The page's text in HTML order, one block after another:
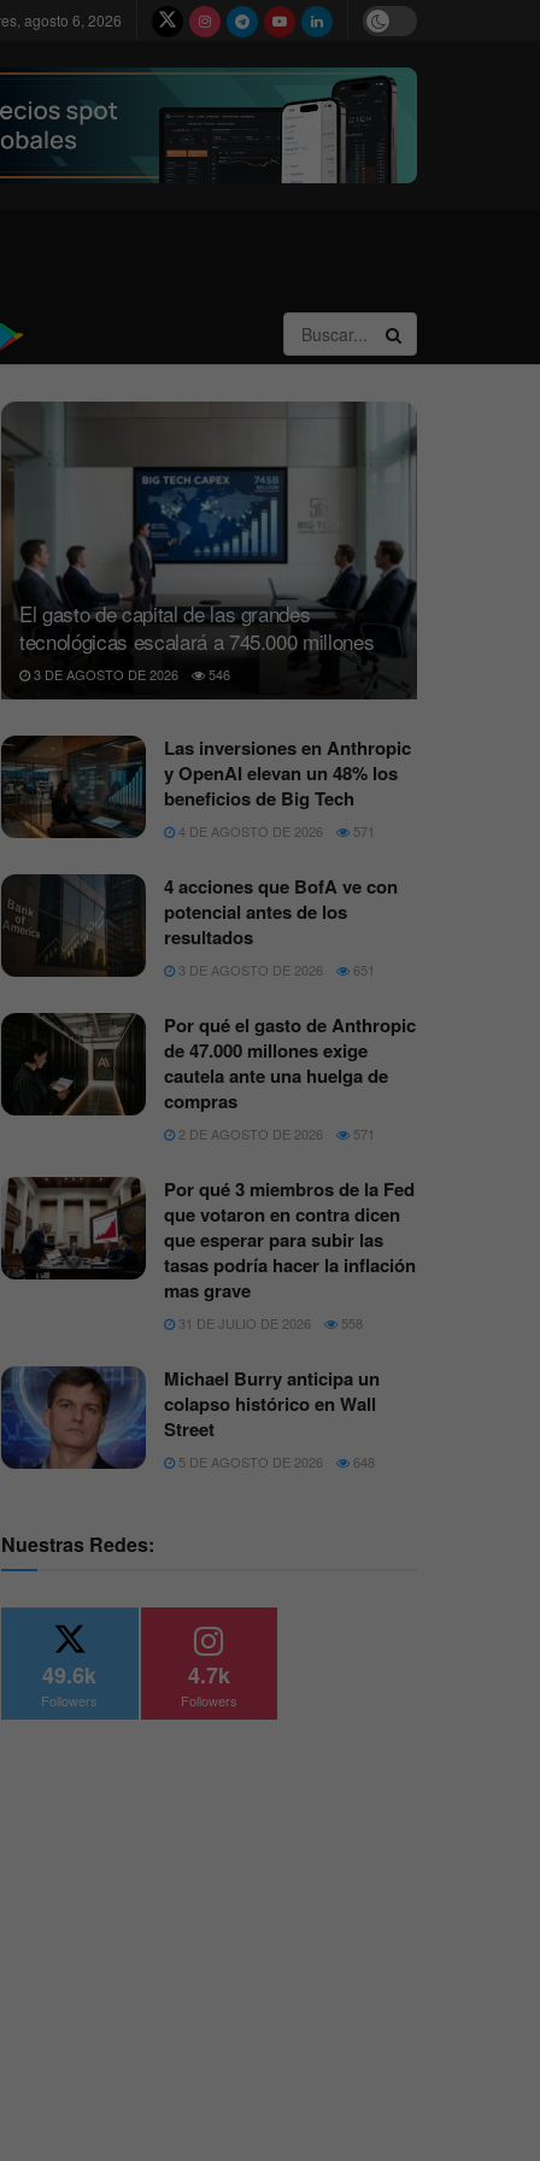
agosto 6, 2026
El gasto de capital de las grandes
tecnológicas escalará a 745.000 millones
3 DE AGOSTO DE 2026 546
Las inversiones en Anthropic
y OpenAI elevan un 48% los
beneficios de Big Tech
4 DE AGOSTO DE 2026 571
4 acciones que BofA ve con
potencial antes de los
resultados
3 DE AGOSTO DE 2026 651
Por qué el gasto de Anthropic
de 47.000 millones exige
cautela ante una huelga de
compras
2 DE AGOSTO DE 2026 571
Por qué 3 miembros de la Fed
que votaron en contra dicen
que esperar para subir las
tasas podría hacer la inflación
mas grave
31 DE JULIO DE 2026 558
Michael Burry anticipa un
colapso histórico en Wall
Street
5 DE AGOSTO DE 2026 648
Nuestras Redes:
49.6k
Followers
4.7k
Followers